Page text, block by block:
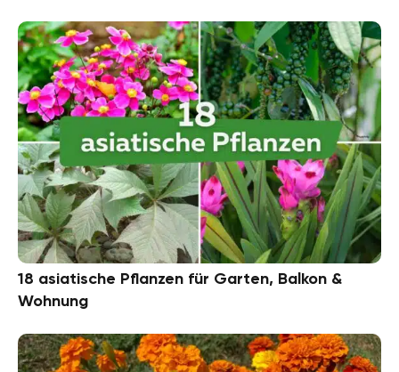
18 asiatische Pflanzen für Garten, Balkon &
Wohnung